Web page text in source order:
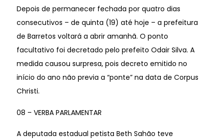
Depois de permanecer fechada por quatro dias
consecutivos – de quinta (19) até hoje – a prefeitura
de Barretos voltará a abrir amanhã. O ponto
facultativo foi decretado pelo prefeito Odair Silva. A
medida causou surpresa, pois decreto emitido no
início do ano não previa a “ponte” na data de Corpus
Christi.
08 – VERBA PARLAMENTAR
A deputada estadual petista Beth Sahão teve